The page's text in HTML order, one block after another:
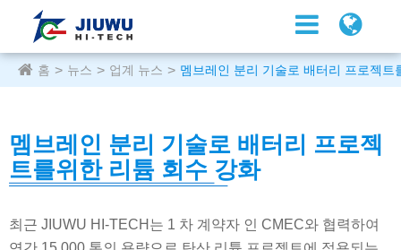
홈 뉴스 업계 뉴스 멤브레인 분리 기술로 배터리 프로젝트
멤브레인 분리 기술로 배터리 프로젝
트를위한 리튬 회수 강화
최근 JIUWU HI-TECH는 1 차 계약자 인 CMEC와 협력하여